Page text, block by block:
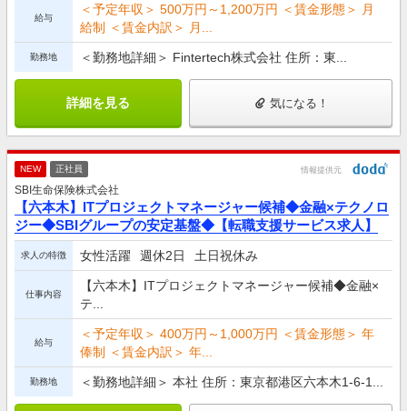
給与
＜予定年収＞ 500万円～1,200万円 ＜賃金形態＞ 月
給制 ＜賃金内訳＞ 月...
勤務地 ＜勤務地詳細＞ Fintertech株式会社 住所：東...
詳細を見る 気になる！
NEW 正社員 情報提供元
SBI生命保険株式会社
【六本木】ITプロジェクトマネージャー候補◆金融×テクノロ
ジー◆SBIグループの安定基盤◆【転職支援サービス求人】
求人の特徴 女性活躍 週休2日 土日祝休み
仕事内容
【六本木】ITプロジェクトマネージャー候補◆金融×
テ...
給与
＜予定年収＞ 400万円～1,000万円 ＜賃金形態＞ 年
俸制 ＜賃金内訳＞ 年...
勤務地 ＜勤務地詳細＞ 本社 住所：東京都港区六本木1-6-1...